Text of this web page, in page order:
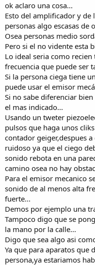
ok aclaro una cosa...
Esto del amplificador y de
personas algo escasas de
Osea personas medio
Pero si el no vidente esta
Lo ideal seria como
frecuencia que puede ser
Si la persona ciega tiene
puede usar el emisor
Si no sabe diferenciar
el mas indicado...
Usando un tweter
pulsos que haga unos
contador geiger,despues
ruidoso ya que el ciego
sonido rebota en una
camino osea no hay
Para el emisor mecanico
sonido de al menos alta
fuerte...
Demos por ejemplo una
Tampoco digo que se
la mano por la calle...
Digo que sea algo asi
Ya que para aparatos que
persona,ya estariamos